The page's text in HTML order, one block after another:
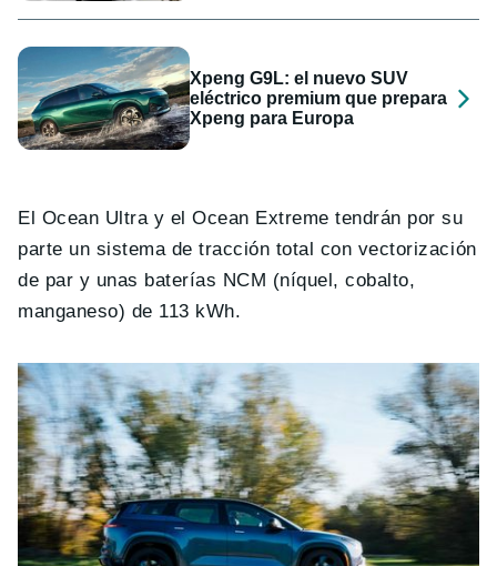
Xpeng G9L: el nuevo SUV
eléctrico premium que prepara
Xpeng para Europa
El Ocean Ultra y el Ocean Extreme tendrán por su
parte un sistema de tracción total con vectorización
de par y unas baterías NCM (níquel, cobalto,
manganeso) de 113 kWh.